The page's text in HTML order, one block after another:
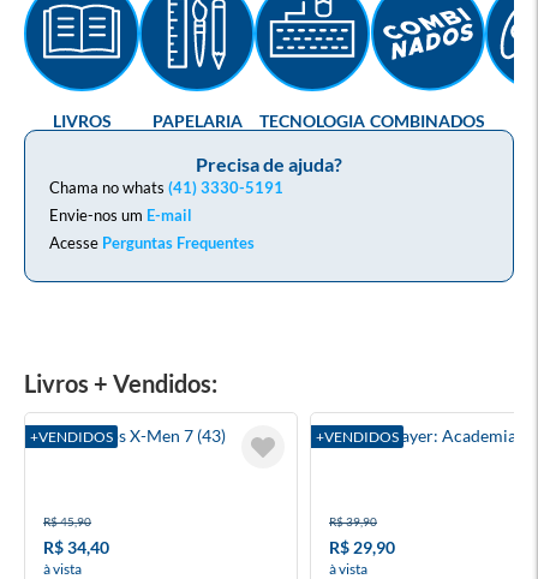
Precisa de ajuda?
Chama no whats (41) 3330-5191
Envie-nos um E-mail
Acesse Perguntas Frequentes
LIVROS PAPELARIA TECNOLOGIA COMBINADOS
Livros + Vendidos:
+VENDIDOS
A Saga Dos X-Men 7 (43)
R$ 45,90
R$ 34,40
à vista
+VENDIDOS
Demon Slayer: Academia 1
R$ 39,90
R$ 29,90
à vista